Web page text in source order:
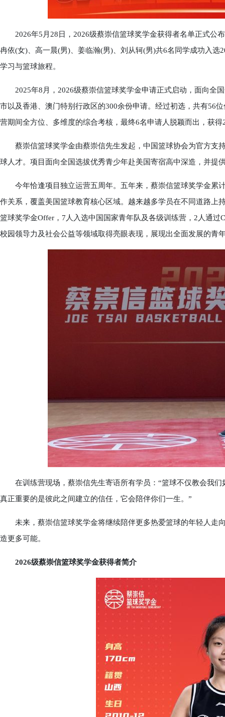
2026年5月28日，2026级蔡崇信篮球奖学金获得者名单正式公
冉依(女)、高一晨(男)、姜临瀚(男)、刘从轲(男)共6名同学成功入
学习与篮球旅程。
2025年8月，2026级蔡崇信篮球奖学金申请正式启动，面向全
市以及香港、澳门特别行政区的300余份申请。经过初选，共有56
营期间全方位、多维度的综合考核，最终6名申请人脱颖而出，获
蔡崇信篮球奖学金由蔡崇信先生发起，中国篮球协会为官方支
球人才。项目面向全国选拔优秀青少年赴美国寄宿高中深造，并提
今年恰逢项目独立运营五周年。五年来，蔡崇信篮球奖学金累
作关系，覆盖美国篮球教育核心区域。越来越多学员在不同道路上
篮球奖学金Offer，7人入选中国国家青年队及各级训练营，2人通
校园领导力及社会公益等领域取得亮眼表现，展现出全面发展的青
在训练营现场，蔡崇信先生寄语所有学员：“篮球不仅教会我们
真正重要的是彼此之间建立的信任，它会陪伴你们一生。”
未来，蔡崇信篮球奖学金将继续陪伴更多热爱篮球的年轻人走
造更多可能。
2026级蔡崇信篮球奖学金获得者简介